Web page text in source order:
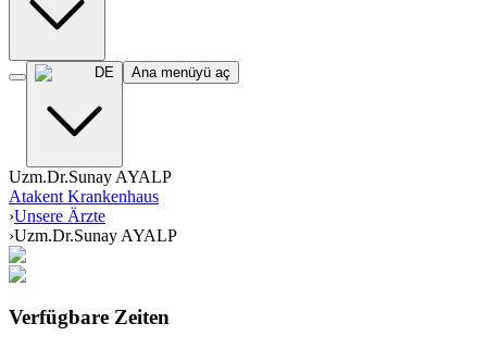
DE Ana menüyü aç
Uzm.Dr.Sunay AYALP
Atakent Krankenhaus
›Unsere Ärzte
›Uzm.Dr.Sunay AYALP
Verfügbare Zeiten